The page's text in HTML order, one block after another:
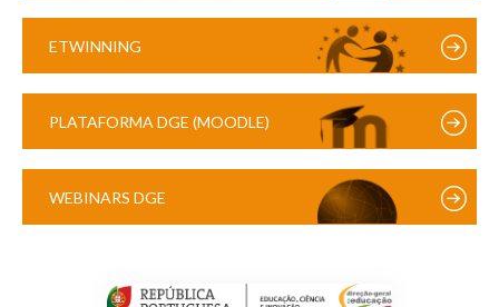
ETWINNING
PLATAFORMA DGE (MOODLE)
WEBINARS DGE